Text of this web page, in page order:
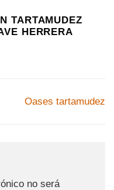
TARTAMUDEZ
HERRERA
Oases tartamudez
no será